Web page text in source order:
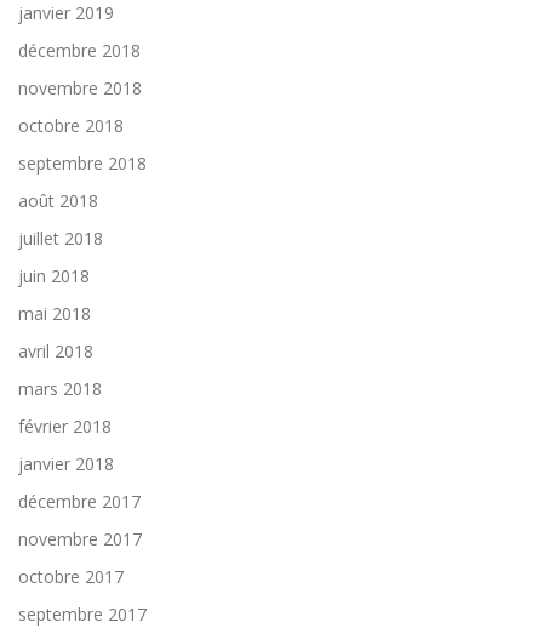
janvier 2019
décembre 2018
novembre 2018
octobre 2018
septembre 2018
août 2018
juillet 2018
juin 2018
mai 2018
avril 2018
mars 2018
février 2018
janvier 2018
décembre 2017
novembre 2017
octobre 2017
septembre 2017